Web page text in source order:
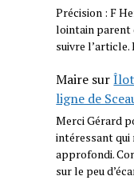
Précision : F
lointain parent
suivre
Maire sur
ligne de
Merci Gérard
intéressant qui
approfondi.
sur le peu